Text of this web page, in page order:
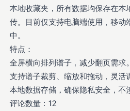
本地收藏夹，所有数据均保存在本
传。目前仅支持电脑端使用，移动
中。
特点：
全屏横向排列谱子，减少翻页需求。
支持谱子裁剪、缩放和拖动，灵活
本地数据存储，确保隐私安全，不
评论数量：12